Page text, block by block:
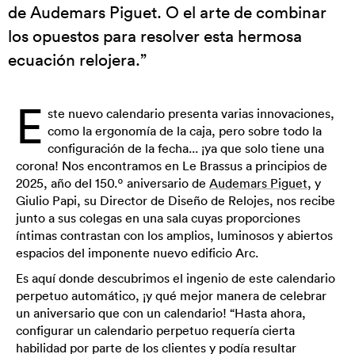
de Audemars Piguet. O el arte de combinar
los opuestos para resolver esta hermosa
ecuación relojera.”
E ste nuevo calendario presenta varias innovaciones,
como la ergonomía de la caja, pero sobre todo la
configuración de la fecha... ¡ya que solo tiene una
corona! Nos encontramos en Le Brassus a principios de
2025, año del 150.º aniversario de Audemars Piguet, y
Giulio Papi, su Director de Diseño de Relojes, nos recibe
junto a sus colegas en una sala cuyas proporciones
íntimas contrastan con los amplios, luminosos y abiertos
espacios del imponente nuevo edificio Arc.
Es aquí donde descubrimos el ingenio de este calendario
perpetuo automático, ¡y qué mejor manera de celebrar
un aniversario que con un calendario! “Hasta ahora,
configurar un calendario perpetuo requería cierta
habilidad por parte de los clientes y podía resultar